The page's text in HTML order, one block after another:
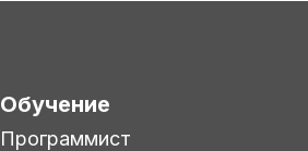
Обучение
Программист